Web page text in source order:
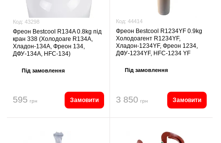
Код: 43298
Фреон Bestcool R134A 0.8kg під
кран 338 (Холодоаге R134A,
Хладон-134A, Фреон 134,
ДФУ-134A, HFC-134)
Під замовлення
595 грн Замовити
Код: 44414
Фреон Bestcool R1234YF 0.9kg
Холодоагент R1234YF,
Хладон-1234YF, Фреон 1234,
ДФУ-1234YF, HFC-1234 YF
Під замовлення
3 850 грн Замовити